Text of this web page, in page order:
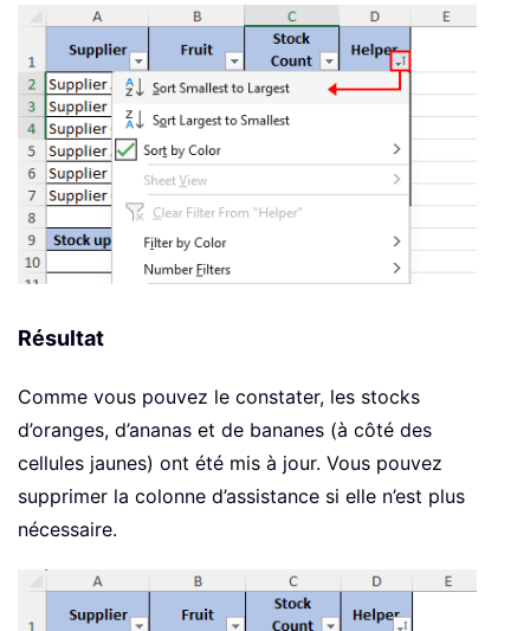
Résultat
Comme vous pouvez le constater, les stocks
d’oranges, d’ananas et de bananes (à côté des
cellules jaunes) ont été mis à jour. Vous pouvez
supprimer la colonne d’assistance si elle n’est plus
nécessaire.